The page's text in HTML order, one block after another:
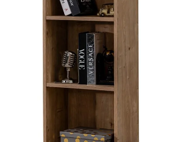
Corner Genç Odası
Dark Point Genç Odası
City Genç Odası
Marina Genç Odası
Bianca Genç Odası